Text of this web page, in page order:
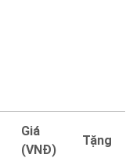
Giá
(VNĐ)
Tặng